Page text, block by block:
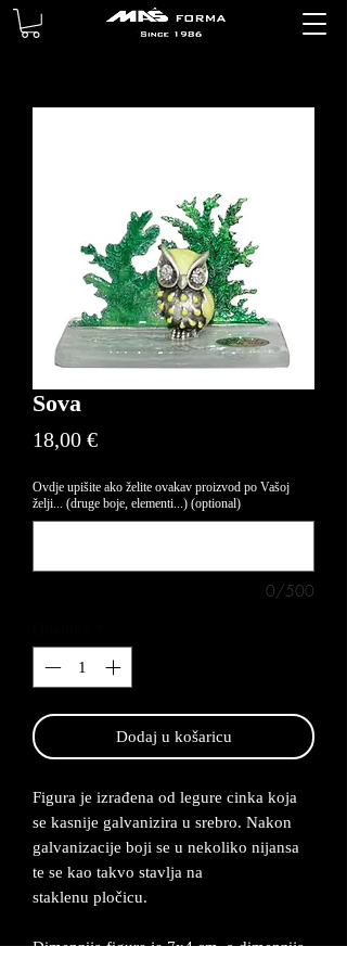
Sova
18,00 €Price
Ovdje upišite ako želite ovakav proizvod po Vašoj
želji... (druge boje, elementi...) (optional)
0/500
Dodaj u košaricu
Figura je izrađena od legure cinka koja
se kasnije galvanizira u srebro. Nakon
galvanizacije boji se u nekoliko nijansa
te se kao takvo stavlja na
staklenu pločicu.
Dimenzija figure je 7x4 cm, a dimenzija